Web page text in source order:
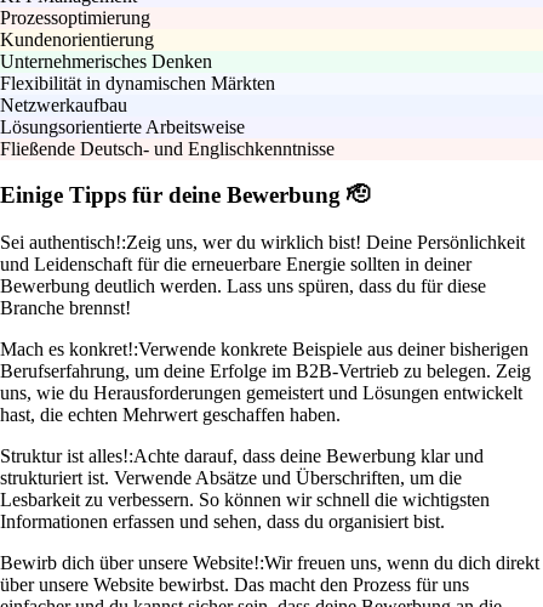
Prozessoptimierung
Kundenorientierung
Unternehmerisches Denken
Flexibilität in dynamischen Märkten
Netzwerkaufbau
Lösungsorientierte Arbeitsweise
Fließende Deutsch- und Englischkenntnisse
Einige Tipps für deine Bewerbung 🫡
Sei authentisch!:Zeig uns, wer du wirklich bist! Deine Persönlichkeit
und Leidenschaft für die erneuerbare Energie sollten in deiner
Bewerbung deutlich werden. Lass uns spüren, dass du für diese
Branche brennst!
Mach es konkret!:Verwende konkrete Beispiele aus deiner bisherigen
Berufserfahrung, um deine Erfolge im B2B-Vertrieb zu belegen. Zeig
uns, wie du Herausforderungen gemeistert und Lösungen entwickelt
hast, die echten Mehrwert geschaffen haben.
Struktur ist alles!:Achte darauf, dass deine Bewerbung klar und
strukturiert ist. Verwende Absätze und Überschriften, um die
Lesbarkeit zu verbessern. So können wir schnell die wichtigsten
Informationen erfassen und sehen, dass du organisiert bist.
Bewirb dich über unsere Website!:Wir freuen uns, wenn du dich direkt
über unsere Website bewirbst. Das macht den Prozess für uns